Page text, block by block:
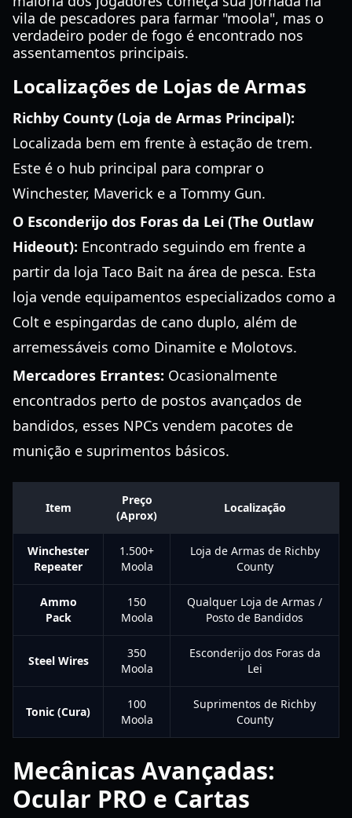
vila de pescadores para farmar "moola", mas o
verdadeiro poder de fogo é encontrado nos
assentamentos principais.
Localizações de Lojas de Armas
Richby County (Loja de Armas Principal):
Localizada bem em frente à estação de trem.
Este é o hub principal para comprar o
Winchester, Maverick e a Tommy Gun.
O Esconderijo dos Foras da Lei (The Outlaw
Hideout): Encontrado seguindo em frente a
partir da loja Taco Bait na área de pesca. Esta
loja vende equipamentos especializados como a
Colt e espingardas de cano duplo, além de
arremessáveis como Dinamite e Molotovs.
Mercadores Errantes: Ocasionalmente
encontrados perto de postos avançados de
bandidos, esses NPCs vendem pacotes de
munição e suprimentos básicos.
Item
Preço
(Aprox)
Localização
Winchester
Repeater
1.500+
Moola
Loja de Armas de Richby
County
Ammo
Pack
150
Moola
Qualquer Loja de Armas /
Posto de Bandidos
Steel Wires
350
Moola
Esconderijo dos Foras da
Lei
Tonic (Cura)
100
Moola
Suprimentos de Richby
County
Mecânicas Avançadas:
Ocular PRO e Cartas